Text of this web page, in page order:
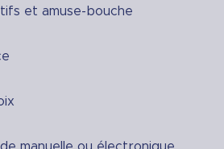
et amuse-bouche